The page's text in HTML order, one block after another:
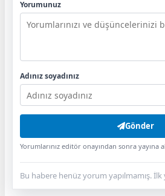
Yorumunuz
Adınız soyadınız
Gönder
Yorumlarınız editör onayından sonra yayına
Bu habere henüz yorum yapılmamış. İlk